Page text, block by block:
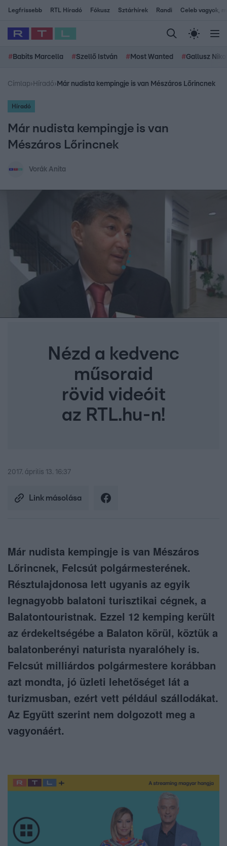
Legfrissebb RTL Híradó Fókusz Sztárhírek Randi Celeb vagyok,
# Babits Marcella #Szellő István # Most Wanted #Gallusz
Címlap› Híradó› Már nudista kempingje is van Mészáros Lőrincnek
Híradó
Már nudista kempingje is van
Mészáros Lőrincnek
Vorák Anita
Nézd a kedvenc
műsoraid
rövid videóit
az RTL.hu-n!
2017. április 13. 16:37
Link másolása
Már nudista kempingje is van Mészáros
Lőrincnek, Felcsút polgármesterének.
Résztulajdonosa lett ugyanis az egyik
legnagyobb balatoni turisztikai cégnek, a
Balatontouristnak. Ezzel 12 kemping került
az érdekeltségébe a Balaton körül, köztük a
balatonberényi naturista nyaralóhely is.
Felcsút milliárdos polgármestere korábban
azt mondta, jó üzleti lehetőséget lát a
turizmusban, ezért vett például szállodákat.
Az Együtt szerint nem dolgozott meg a
vagyonáért.